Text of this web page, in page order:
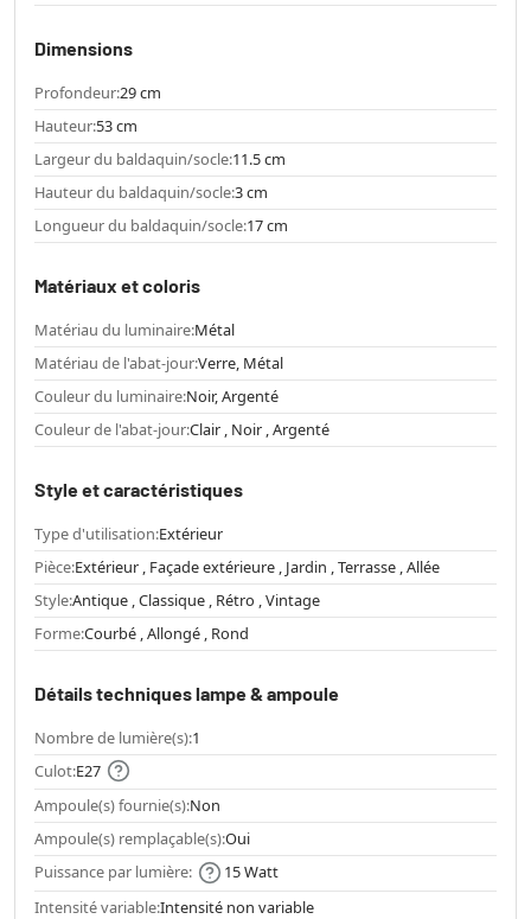
Dimensions
Profondeur:29 cm
Hauteur:53 cm
Largeur du baldaquin/socle:11.5 cm
Hauteur du baldaquin/socle:3 cm
Longueur du baldaquin/socle:17 cm
Matériaux et coloris
Matériau du luminaire:Métal
Matériau de l'abat-jour:Verre, Métal
Couleur du luminaire:Noir, Argenté
Couleur de l'abat-jour:Clair , Noir , Argenté
Style et caractéristiques
Type d'utilisation:Extérieur
Pièce:Extérieur , Façade extérieure , Jardin , Terrasse , Allée
Style:Antique , Classique , Rétro , Vintage
Forme:Courbé , Allongé , Rond
Détails techniques lampe & ampoule
Nombre de lumière(s):1
Culot:E27
Ampoule(s) fournie(s):Non
Ampoule(s) remplaçable(s):Oui
Puissance par lumière:
15 Watt
Intensité variable:Intensité non variable